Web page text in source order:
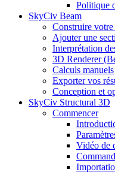
Politique
SkyCiv Beam
Construire votre
Ajouter une
Interprétation
3D Renderer
Calculs manuels
Exporter vos
Conception et
SkyCiv Structural 3D
Commencer
Vidéo de